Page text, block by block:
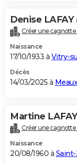
Denise LAFAY
Créer une cagnotte
Naissance
17/10/1933 à Vitry-
Décès
14/03/2025 à Meaux
Martine
Créer une cagnotte
Naissance
20/08/1960 à